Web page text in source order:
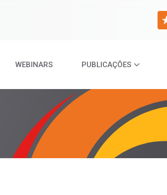
WEBINARS PUBLICAÇÕES